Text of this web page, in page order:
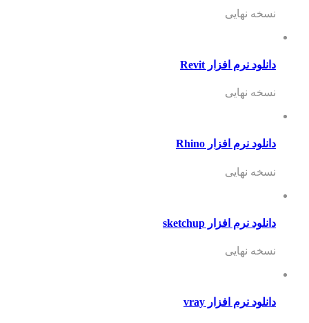
نسخه نهایی
دانلود نرم افزار Revit
نسخه نهایی
دانلود نرم افزار Rhino
نسخه نهایی
دانلود نرم افزار sketchup
نسخه نهایی
دانلود نرم افزار vray